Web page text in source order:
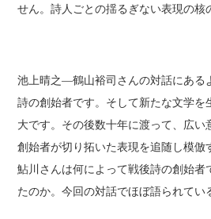
せん。詩人ごとの揺るぎない表現の核
池上晴之―鶴山裕司さんの対話にある
詩の創始者です。そして新たな文学
大です。その後数十年に渡って、広
創始者が切り拓いた表現を追随し模倣
鮎川さんは何によって戦後詩の創始者
たのか。今回の対話でほぼ語られてい